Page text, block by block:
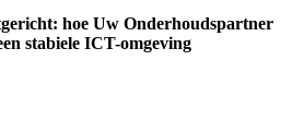
hoe Uw Onderhoudspartner
stabiele ICT-omgeving